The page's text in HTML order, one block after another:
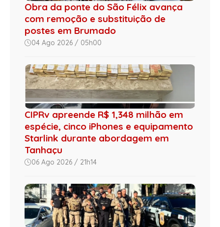
Obra da ponte do São Félix avança
com remoção e substituição de
postes em Brumado
04 Ago 2026 / 05h00
CIPRv apreende R$ 1,348 milhão em
espécie, cinco iPhones e equipamento
Starlink durante abordagem em
Tanhaçu
06 Ago 2026 / 21h14